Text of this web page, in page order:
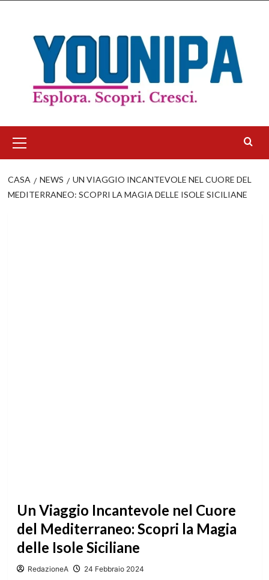
contenuto
principale
CASA NEWS
UN VIAGGIO INCANTEVOLE NEL CUORE DEL
MEDITERRANEO: SCOPRI LA MAGIA DELLE ISOLE SICILIANE
Un Viaggio Incantevole nel Cuore
del Mediterraneo: Scopri la Magia
delle Isole Siciliane
RedazioneA 24 Febbraio 2024